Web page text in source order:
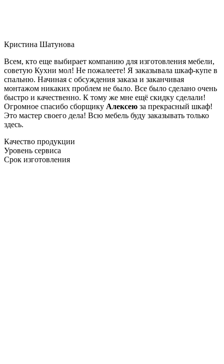
Кристина Шатунова
Всем, кто еще выбирает компанию для изготовления мебели,
советую Кухни мол! Не пожалеете! Я заказывала шкаф-купе в
спальню. Начиная с обсуждения заказа и заканчивая
монтажом никаких проблем не было. Все было сделано очень
быстро и качественно. К тому же мне ещё скидку сделали!
Огромное спасибо сборщику Алексею за прекрасный шкаф!
Это мастер своего дела! Всю мебель буду заказывать только
здесь.
Качество продукции
Уровень сервиса
Срок изготовления